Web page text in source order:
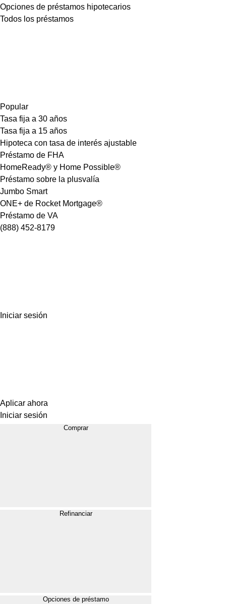
Opciones de préstamos hipotecarios
Todos los préstamos
Popular
Tasa fija a 30 años
Tasa fija a 15 años
Hipoteca con tasa de interés ajustable
Préstamo de FHA
HomeReady® y Home Possible®
Préstamo sobre la plusvalía
Jumbo Smart
ONE+ de Rocket Mortgage®
Préstamo de VA
(888) 452-8179
Iniciar sesión
Aplicar ahora
Iniciar sesión
Comprar
Refinanciar
Opciones de préstamo